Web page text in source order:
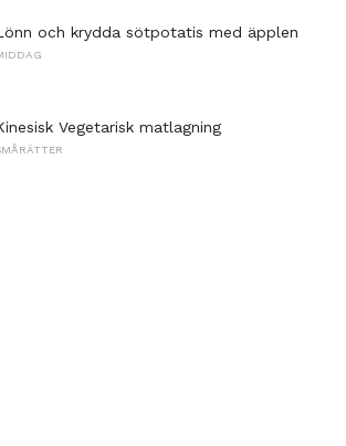
och krydda sötpotatis med äpplen
Vegetarisk matlagning